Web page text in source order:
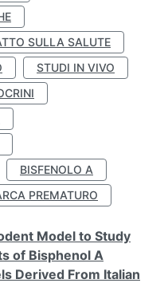
SULLA SALUTE
STUDI IN VIVO
BISFENOLO A
PREMATURO
Model to Study
of Bisphenol A
Derived From Italian